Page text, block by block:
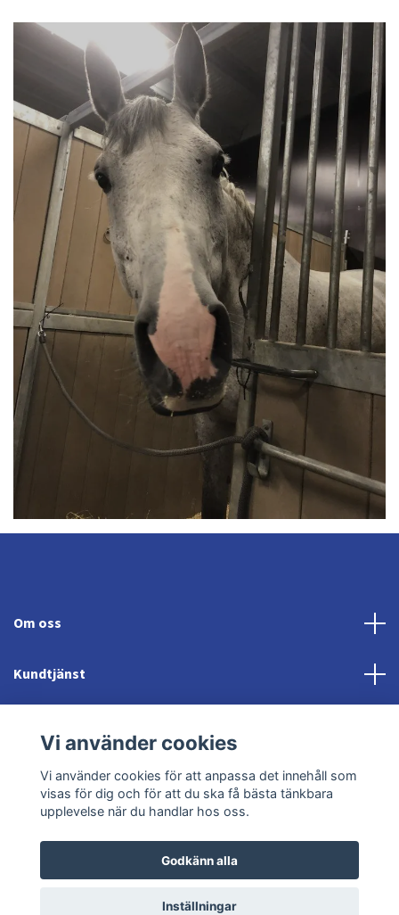
Om oss
Kundtjänst
Sociala medier
© 2026 Jonröds EquishopPowered by Quickbutik
Vi använder cookies
Vi använder cookies för att anpassa det innehåll som
visas för dig och för att du ska få bästa tänkbara
upplevelse när du handlar hos oss.
Godkänn alla
Inställningar